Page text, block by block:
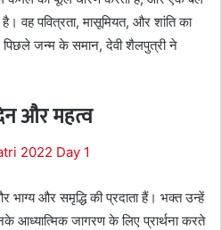
वह पवित्रता, मासूमियत, और शांति का
जन्म के समान, देवी शैलपुत्री ने
और महत्व
और समृद्धि की प्रदाता हैं। भक्त उन्हें
आध्यात्मिक जागरण के लिए प्रार्थना करते